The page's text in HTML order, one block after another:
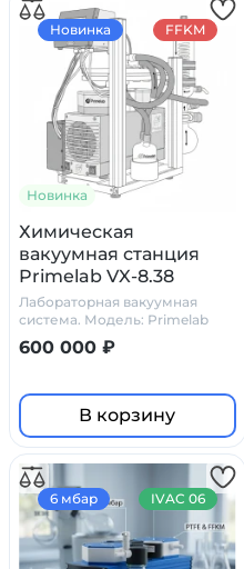
Новинка
Химическая
вакуумная станция
Primelab VX-8.38
Лабораторная вакуумная
система. Модель: Primelab
VX-8.38.
600 000 ₽
В корзину
Новинка FFKM
6 мбар IVAC 06